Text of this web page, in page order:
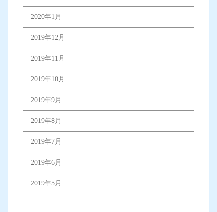
2020年1月
2019年12月
2019年11月
2019年10月
2019年9月
2019年8月
2019年7月
2019年6月
2019年5月